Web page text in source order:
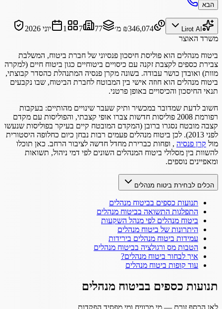
הבא
Lirot AI
₪346,074 מ׳ 77
7
1
יוני 2026
משרד האוצר
ביטוח מנהלים הוא פוליסת חיסכון פנסיוני של חברת ביטוח, המשלבת
צבירת כספים לקצבת זקנה עם כיסויים ביטוחיים כגון ביטוח חיים (למקרה
מוות) ואובדן כושר עבודה. בשונה מקרן פנסיה המתנהלת כהסדר קבוצתי,
ביטוח מנהלים הוא חוזה אישי בין המבוטח לחברת הביטוח, שבו נקבעים
תנאי החיסכון והכיסויים באופן פרטני.
חשוב לדעת שמדובר במכשיר ותיק שעבר שינויים מהותיים: בעקבות
רפורמת 2008 פוליסות חדשות צברו אופי קצבתי, והפוליסות עם מקדם
קצבה מובטח נסגרו ברובן (המקדם המובטח קיים בעיקר בפוליסות שנעשו
לפני 2013). לכן ביטוח מנהלים פעמים רבות נבחן כיום כחלופה היסטורית
מול קרן פנסיה , ופחות כברירת מחדל חדשה לציבור הרחב. כאן תוכלו
להשוות בין מסלולי ביטוח המנהלים השונים לפי דמי ניהול, תשואות
ומאפיינים נוספים.
הכלים לבחירת ביטוח מנהלים
תנועות כספים בביטוח מנהלים
התפלגות התשואה בביטוח מנהלים
ביטוח מנהלים לפי מנהל השקעות
היתרונות של ביטוח מנהלים
עמידות ביטוח מנהלים בירידות
הטבות מס ורגולציה בביטוח מנהלים
איך לבחור ביטוח מנהלים?
עוד קופות ביטוח מנהלים
תנועות כספים בביטוח מנהלים
לאן הכסף זורם — מי מרוויח ומי מפסיד הפקדות